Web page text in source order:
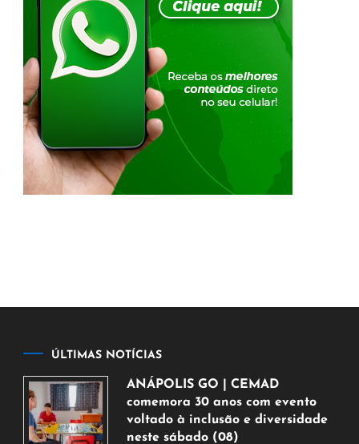
ÚLTIMAS NOTÍCIAS
ANÁPOLIS GO | CEMAD
comemora 30 anos com evento
voltado à inclusão e diversidade
neste sábado (08)